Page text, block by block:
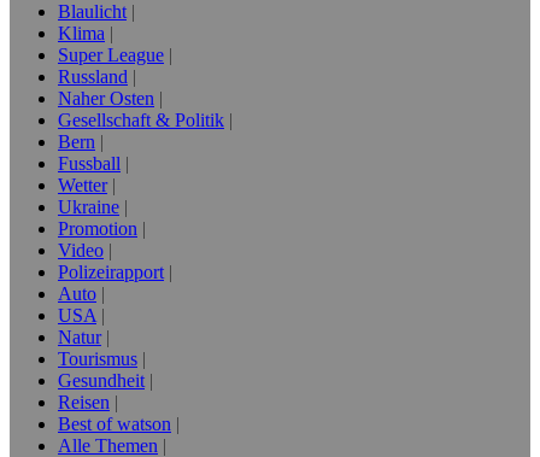
Blaulicht
Klima
Super League
Russland
Naher Osten
Gesellschaft & Politik
Bern
Fussball
Wetter
Ukraine
Promotion
Video
Polizeirapport
Auto
USA
Natur
Tourismus
Gesundheit
Reisen
Best of watson
Alle Themen